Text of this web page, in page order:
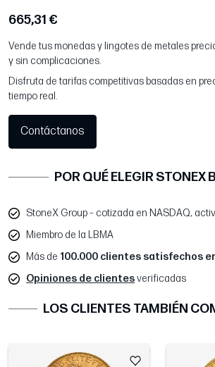
665,31 €
Vende tus monedas y lingotes de metales
y sin complicaciones.
Disfruta de tarifas competitivas basadas en
tiempo real.
Contáctanos
POR QUÉ ELEGIR STONEX
StoneX Group – cotizada en NASDAQ,
Miembro de la LBMA
Más de 100.000 clientes satisfechos
Opiniones de clientesverificadas
LOS CLIENTES TAMBIÉN